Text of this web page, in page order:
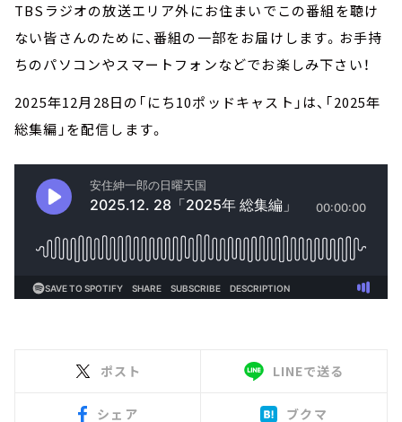
TBSラジオの放送エリア外にお住まいでこの番組を聴け
ない皆さんのために、番組の一部をお届けします。お手持
ちのパソコンやスマートフォンなどでお楽しみ下さい！
2025年12月28日の「にち10ポッドキャスト」は、「2025年
総集編」を配信します。
ポスト LINEで送る
シェア ブクマ